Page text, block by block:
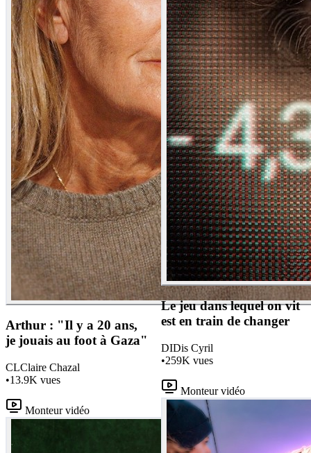
Arthur : "Il y a 20 ans,
je jouais au foot à Gaza"
CLClaire Chazal
•13.9K vues
Monteur vidéo
Le jeu dans lequel on vit
est en train de changer
DIDis Cyril
•259K vues
Monteur vidéo